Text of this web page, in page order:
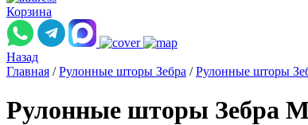
Корзина
Назад
Главная / Рулонные шторы Зебра / Рулонные шторы
Рулонные шторы Зебра